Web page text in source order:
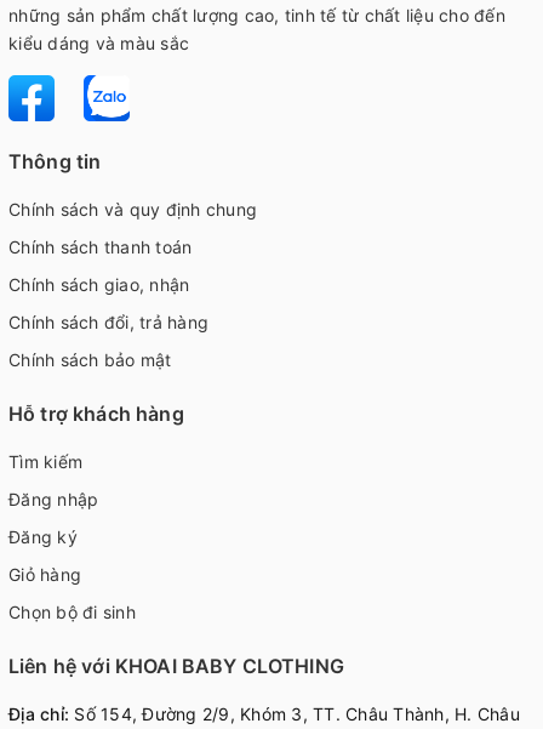
những sản phẩm chất lượng cao, tinh tế từ chất liệu cho đến
kiểu dáng và màu sắc
Thông tin
Chính sách và quy định chung
Chính sách thanh toán
Chính sách giao, nhận
Chính sách đổi, trả hàng
Chính sách bảo mật
Hỗ trợ khách hàng
Tìm kiếm
Đăng nhập
Đăng ký
Giỏ hàng
Chọn bộ đi sinh
Liên hệ với KHOAI BABY CLOTHING
Địa chỉ: Số 154, Đường 2/9, Khóm 3, TT. Châu Thành, H. Châu